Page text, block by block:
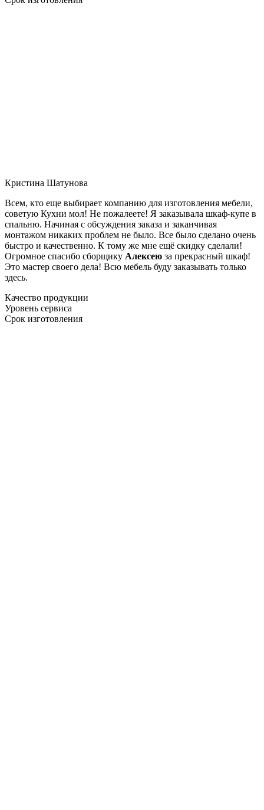
Кристина Шатунова
Всем, кто еще выбирает компанию для изготовления мебели,
советую Кухни мол! Не пожалеете! Я заказывала шкаф-купе в
спальню. Начиная с обсуждения заказа и заканчивая
монтажом никаких проблем не было. Все было сделано очень
быстро и качественно. К тому же мне ещё скидку сделали!
Огромное спасибо сборщику Алексею за прекрасный шкаф!
Это мастер своего дела! Всю мебель буду заказывать только
здесь.
Качество продукции
Уровень сервиса
Срок изготовления